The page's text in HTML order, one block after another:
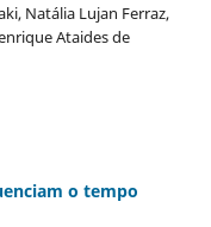
Natália Lujan Ferraz,
Ataides de
o tempo